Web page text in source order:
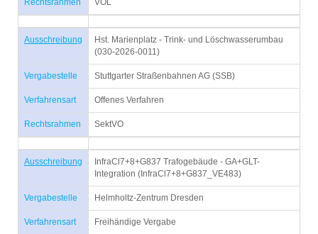
Rechtsrahmen VOL
Ausschreibung
Hst. Marienplatz - Trink- und Löschwasserumbau
(030-2026-0011)
Vergabestelle Stuttgarter Straßenbahnen AG (SSB)
Verfahrensart Offenes Verfahren
Rechtsrahmen SektVO
Ausschreibung
InfraCl7+8+G837 Trafogebäude - GA+GLT-
Integration (InfraCl7+8+G837_VE483)
Vergabestelle Helmholtz-Zentrum Dresden
Verfahrensart Freihändige Vergabe